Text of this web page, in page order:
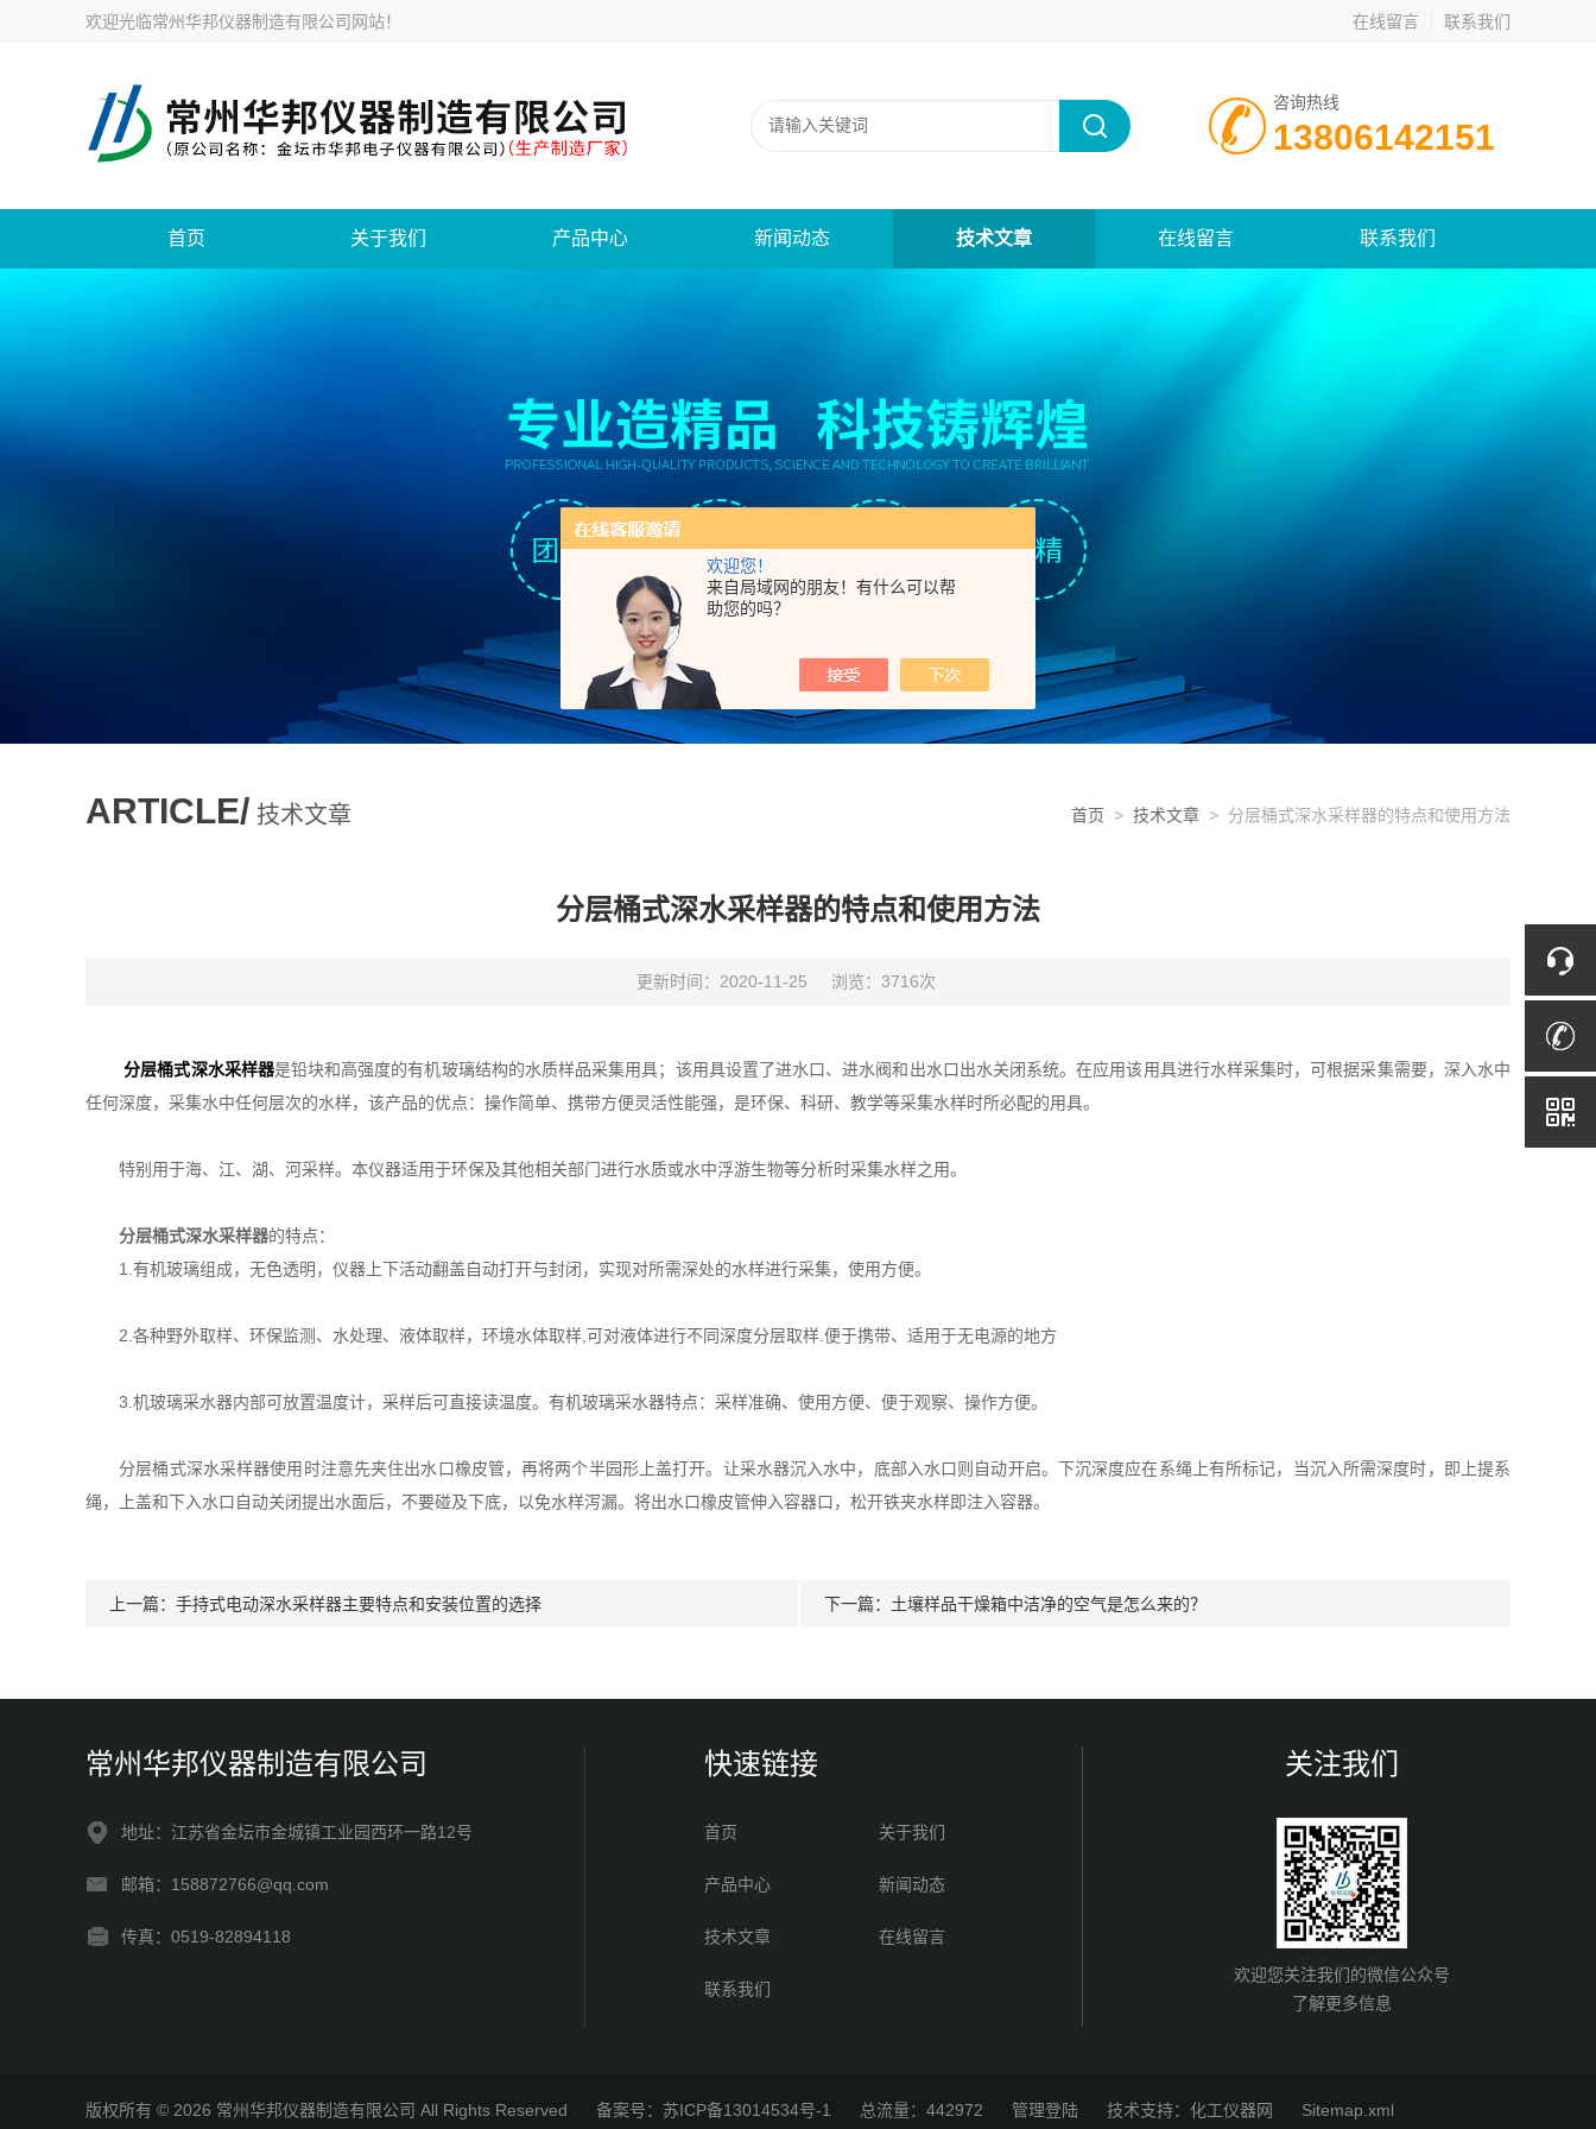
欢迎您！
来自局域网的朋友！有什么可以帮
助您的吗？
欢迎光临常州华邦仪器制造有限公司网站！ 在线留言 联系我们
咨询热线
13806142151
首页 关于我们 产品中心 新闻动态 技术文章 在线留言 联系我们
ARTICLE/ 技术文章 首页 > 技术文章 > 分层桶式深水采样器的特点和使用方法
分层桶式深水采样器的特点和使用方法
更新时间：2020-11-25 浏览：3716次
分层桶式深水采样器是铅块和高强度的有机玻璃结构的水质样品采集用具；该用具设置了进水口、进水阀和出水口出水关闭系统。在应用该用具进行水样采集时，可根据采集需要，深入水中
任何深度，采集水中任何层次的水样，该产品的优点：操作简单、携带方便灵活性能强，是环保、科研、教学等采集水样时所必配的用具。
特别用于海、江、湖、河采样。本仪器适用于环保及其他相关部门进行水质或水中浮游生物等分析时采集水样之用。
分层桶式深水采样器的特点：
1.有机玻璃组成，无色透明，仪器上下活动翻盖自动打开与封闭，实现对所需深处的水样进行采集，使用方便。
2.各种野外取样、环保监测、水处理、液体取样，环境水体取样,可对液体进行不同深度分层取样.便于携带、适用于无电源的地方
3.机玻璃采水器内部可放置温度计，采样后可直接读温度。有机玻璃采水器特点：采样准确、使用方便、便于观察、操作方便。
分层桶式深水采样器使用时注意先夹住出水口橡皮管，再将两个半园形上盖打开。让采水器沉入水中，底部入水口则自动开启。下沉深度应在系绳上有所标记，当沉入所需深度时，即上提系
绳，上盖和下入水口自动关闭提出水面后，不要碰及下底，以免水样泻漏。将出水口橡皮管伸入容器口，松开铁夹水样即注入容器。
上一篇： 手持式电动深水采样器主要特点和安装位置的选择 下一篇： 土壤样品干燥箱中洁净的空气是怎么来的？
常州华邦仪器制造有限公司
地址：江苏省金坛市金城镇工业园西环一路12号
邮箱：158872766@qq.com
传真：0519-82894118
快速链接
首页 关于我们
产品中心 新闻动态
技术文章 在线留言
联系我们
关注我们
欢迎您关注我们的微信公众号
了解更多信息
版权所有 © 2026 常州华邦仪器制造有限公司 All Rights Reserved 备案号：苏ICP备13014534号-1 总流量：442972 管理登陆 技术支持： 化工仪器网 Sitemap.xml